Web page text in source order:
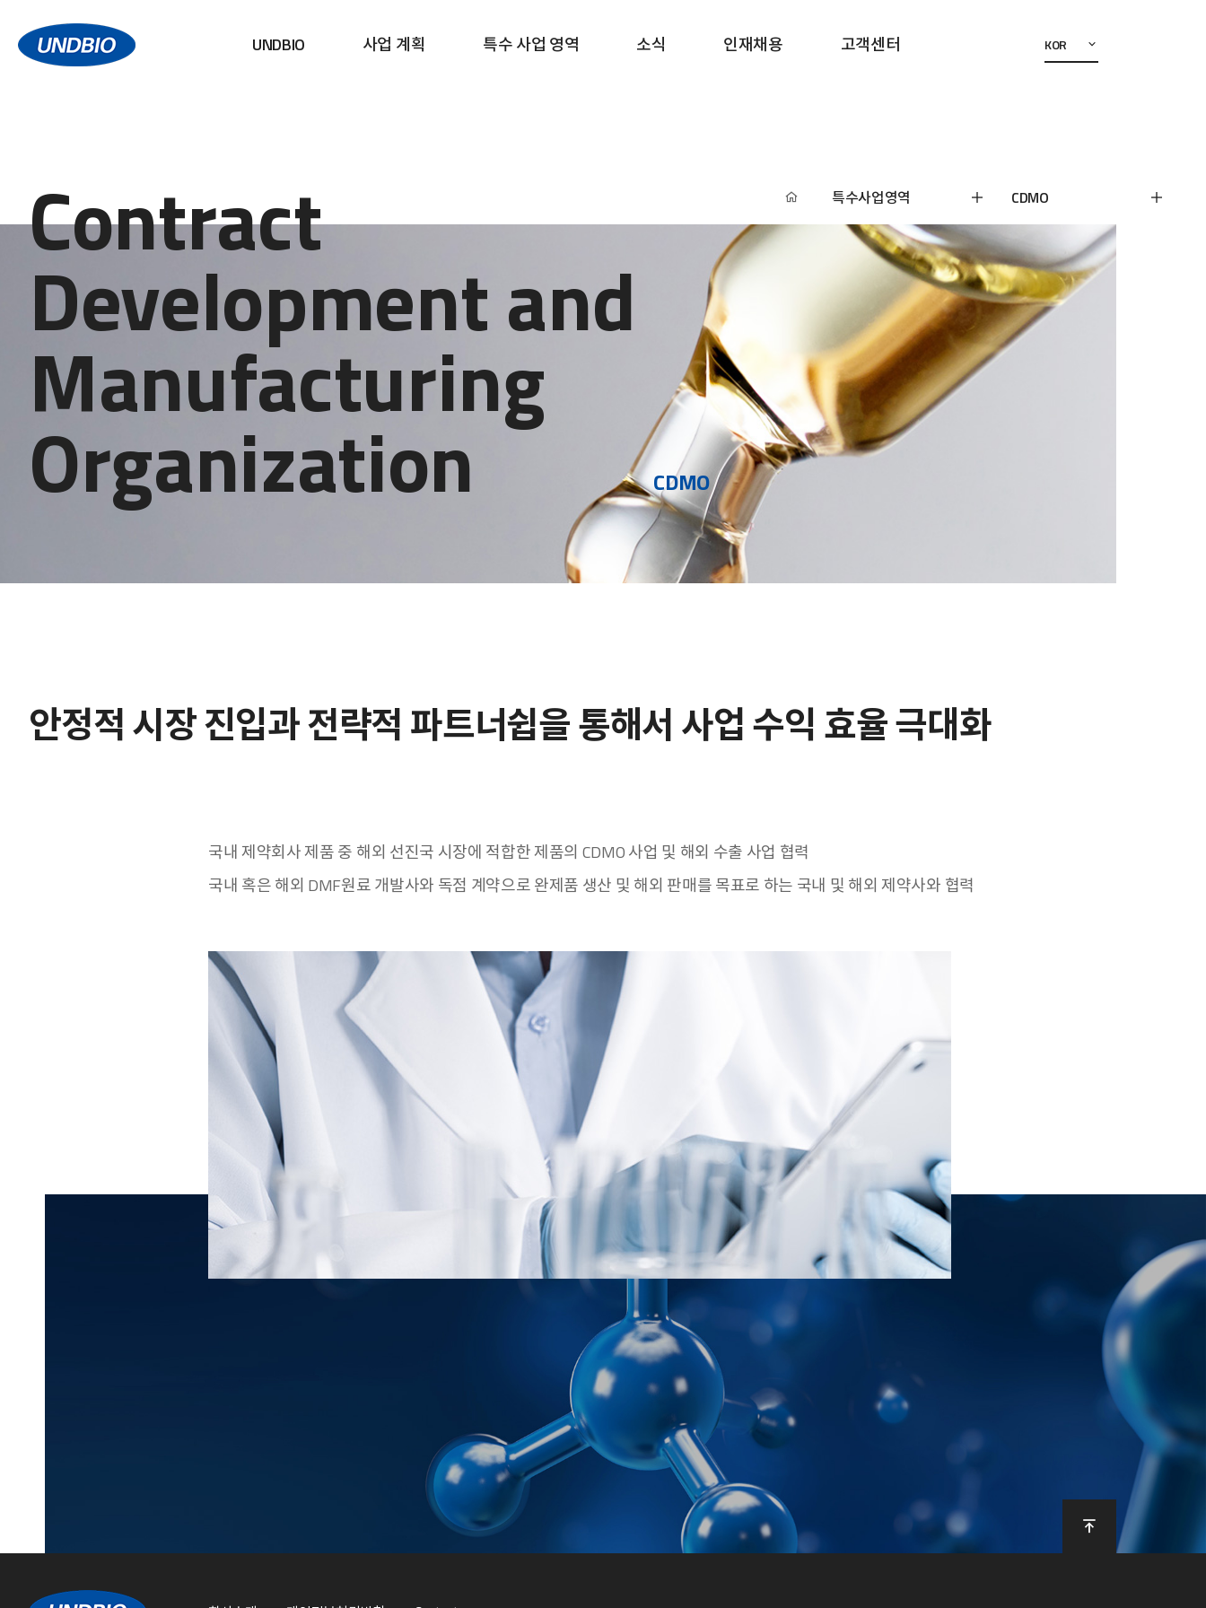
UNDBIO 사업 계획 특수 사업 영역 소식 인재채용 고객센터 KOR
Contract
Development and
Manufacturing
Organization CDMO
특수사업영역 CDMO
안정적 시장 진입과 전략적 파트너쉽을 통해서 사업 수익 효율 극대화
국내 제약회사 제품 중 해외 선진국 시장에 적합한 제품의 CDMO 사업 및 해외 수출 사업 협력
국내 혹은 해외 DMF원료 개발사와 독점 계약으로 완제품 생산 및 해외 판매를 목표로 하는 국내 및 해외 제약사와 협력